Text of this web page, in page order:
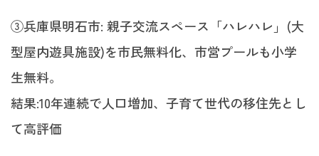
③兵庫県明石市: 親子交流スペース「ハレハレ」(大
型屋内遊具施設)を市民無料化、市営プールも小学
生無料。
結果:10年連続で人口増加、子育て世代の移住先とし
て高評価